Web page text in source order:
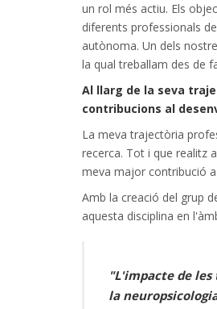
un rol més actiu. Els
diferents professionals
autònoma. Un dels
la qual treballam des de
Al llarg de la seva
contribucions al
La meva trajectòria
recerca. Tot i que realitz
meva major contribució
Amb la creació del grup
aquesta disciplina en
"L'impacte de
la